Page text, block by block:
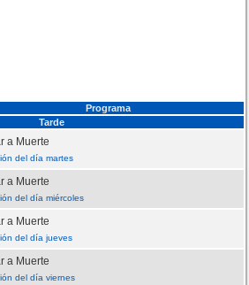
Programa
Tarde
a Muerte
del día martes
a Muerte
del día miércoles
a Muerte
del día jueves
a Muerte
del día viernes